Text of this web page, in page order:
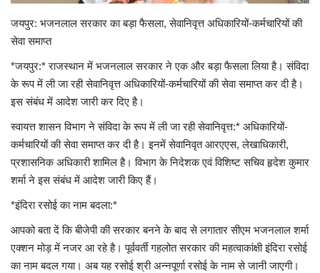
मनोरंजन
बिज़नेस
धर्म
लोक सभा चुनाव 2024
विधानसभा चुनाव 2023
Language
Hindi English
जयपुर: भजनलाल सरकार का बड़ा फैसला, सेवानिवृत्त अधिकारियों-कर्मचारियों की
सेवा समाप्त
*जयपुर:* राजस्थान में भजनलाल सरकार ने एक और बड़ा फैसला लिया है। संविदा
के रूप में ली जा रही सेवानिवृत्त अधिकारियों-कर्मचारियों की सेवा समाप्त कर दी है।
इस संबंध में आदेश जारी कर दिए है।
स्वायत्त शासन विभाग ने संविदा के रूप में ली जा रही सेवानिवृत्त:* अधिकारियों-
कर्मचारियों की सेवा समाप्त कर दी है। इनमें सेवानिवृत आरएएस, लेखाधिकारी,
प्रशासनिक अधिकारी शामिल है। विभाग के निदेशक एवं विशिष्ट सचिव हृदेश कुमार
शर्मा ने इस संबंध में आदेश जारी किए हैं।
*इंदिरा रसोई का नाम बदला:*
आपको बता दें कि बीजेपी की सरकार बनने के बाद से लगातार सीएम भजनलाल शर्मा
एक्शन मोड़ में नजर आ रहे है। पूर्ववर्ती गहलोत सरकार की महत्वाकांक्षी इंदिरा रसोई
का नाम बदल गया। अब यह रसोई श्री अन्नपूर्णा रसोई के नाम से जानी जाएगी।